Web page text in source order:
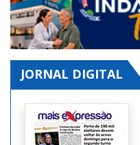
JORNAL DIGITAL